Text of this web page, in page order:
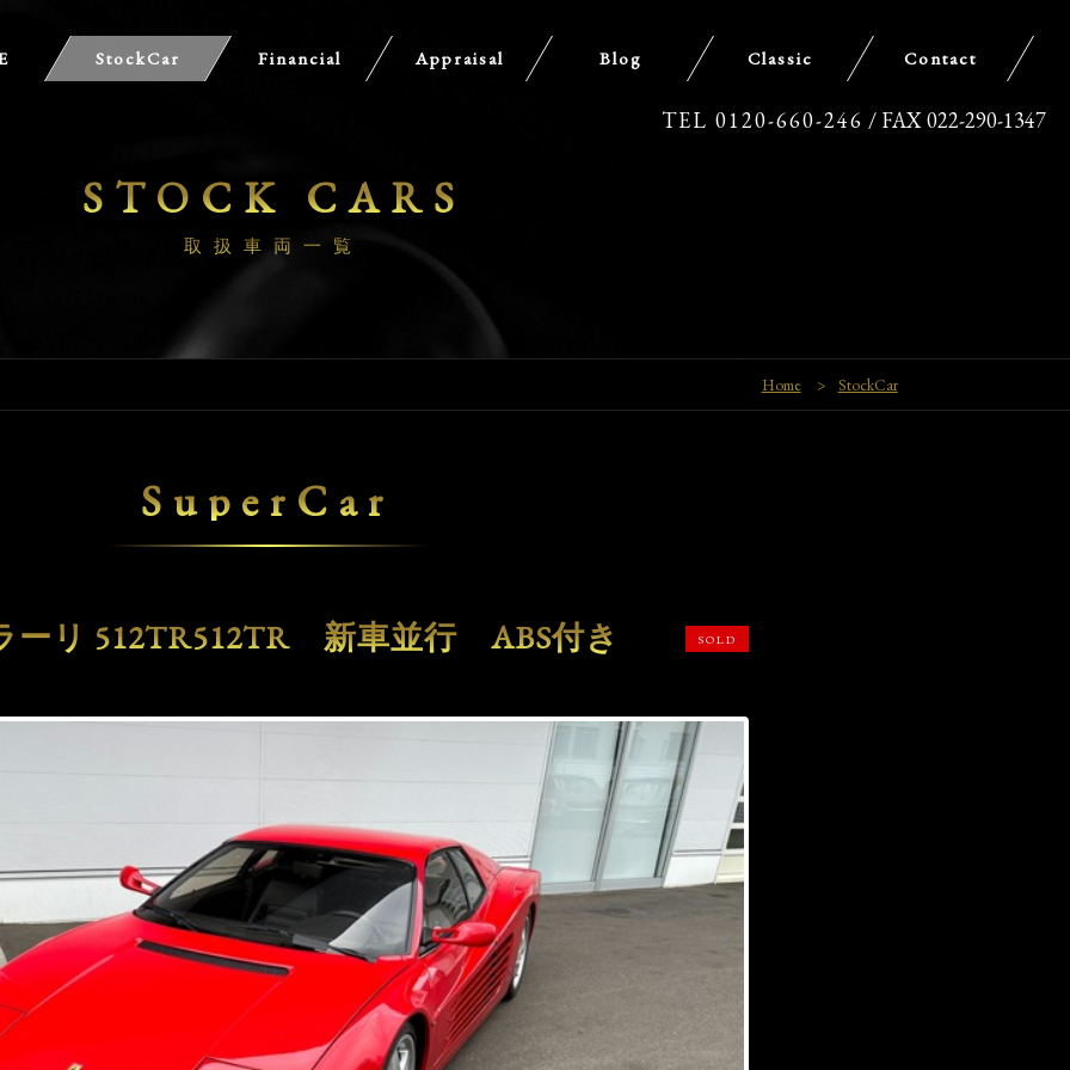
TEL 0120-660-246 / FAX 022-290-1347
StockCar Financial Appraisal Blog Classic Contact
STOCK CARS
取扱車両一覧
Home > StockCar
SuperCar
ーリ 512TR512TR 新車並行 ABS付き SOLD